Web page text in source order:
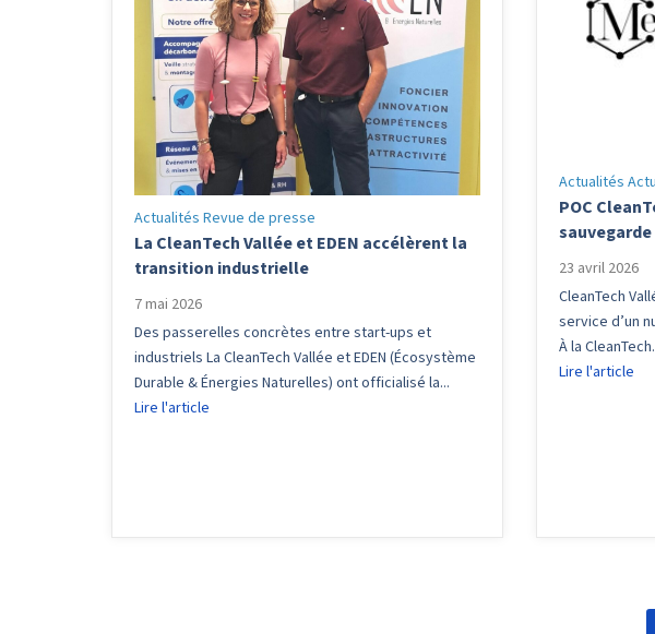
Actualités Revue de presse
La CleanTech Vallée et EDEN accélèrent la
transition industrielle
7 mai 2026
Des passerelles concrètes entre start-ups et
industriels La CleanTech Vallée et EDEN (Écosystème
Durable & Énergies Naturelles) ont officialisé la...
Lire l'article
Actualités
POC
23 avril 2026
CleanTech
service d’un
À la
Lire l'article